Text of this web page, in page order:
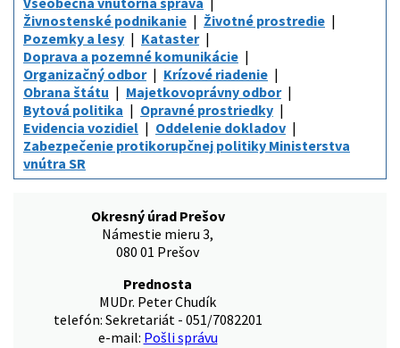
Živnostenské podnikanie
Životné prostredie
Pozemky a lesy
Kataster
Doprava a pozemné komunikácie
Organizačný odbor
Krízové riadenie
Obrana štátu
Majetkovoprávny odbor
Bytová politika
Opravné prostriedky
Evidencia vozidiel
Oddelenie dokladov
Zabezpečenie protikorupčnej politiky Ministerstva
vnútra SR
Okresný úrad Prešov
Námestie mieru 3,
080 01 Prešov
Prednosta
MUDr. Peter Chudík
telefón: Sekretariát - 051/7082201
e-mail: Pošli správu